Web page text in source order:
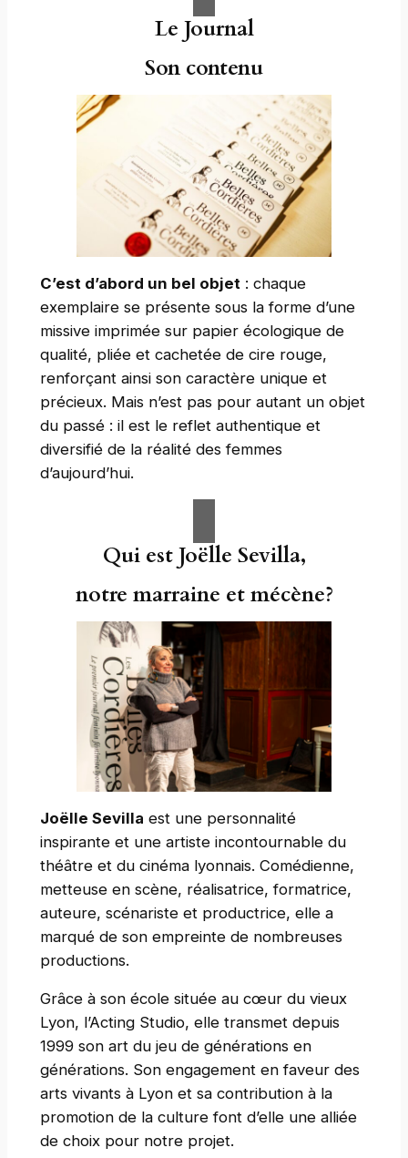
Le Journal
Son contenu
C’est d’abord un bel objet: chaque
exemplaire se présente sous la forme d’une
missive imprimée sur papier écologique de
qualité, pliée et cachetée de cire rouge,
renforçant ainsi son caractère unique et
précieux. Mais n’est pas pour autant un objet
du passé : il est le reflet authentique et
diversifié de la réalité des femmes
d’aujourd’hui.
Qui est Joëlle Sevilla,
notre marraine et mécène?
Joëlle Sevilla est une personnalité
inspirante et une artiste incontournable du
théâtre et du cinéma lyonnais. Comédienne,
metteuse en scène, réalisatrice, formatrice,
auteure, scénariste et productrice, elle a
marqué de son empreinte de nombreuses
productions.
Grâce à son école située au cœur du vieux
Lyon, l’Acting Studio, elle transmet depuis
1999 son art du jeu de générations en
générations. Son engagement en faveur des
arts vivants à Lyon et sa contribution à la
promotion de la culture font d’elle une alliée
de choix pour notre projet.